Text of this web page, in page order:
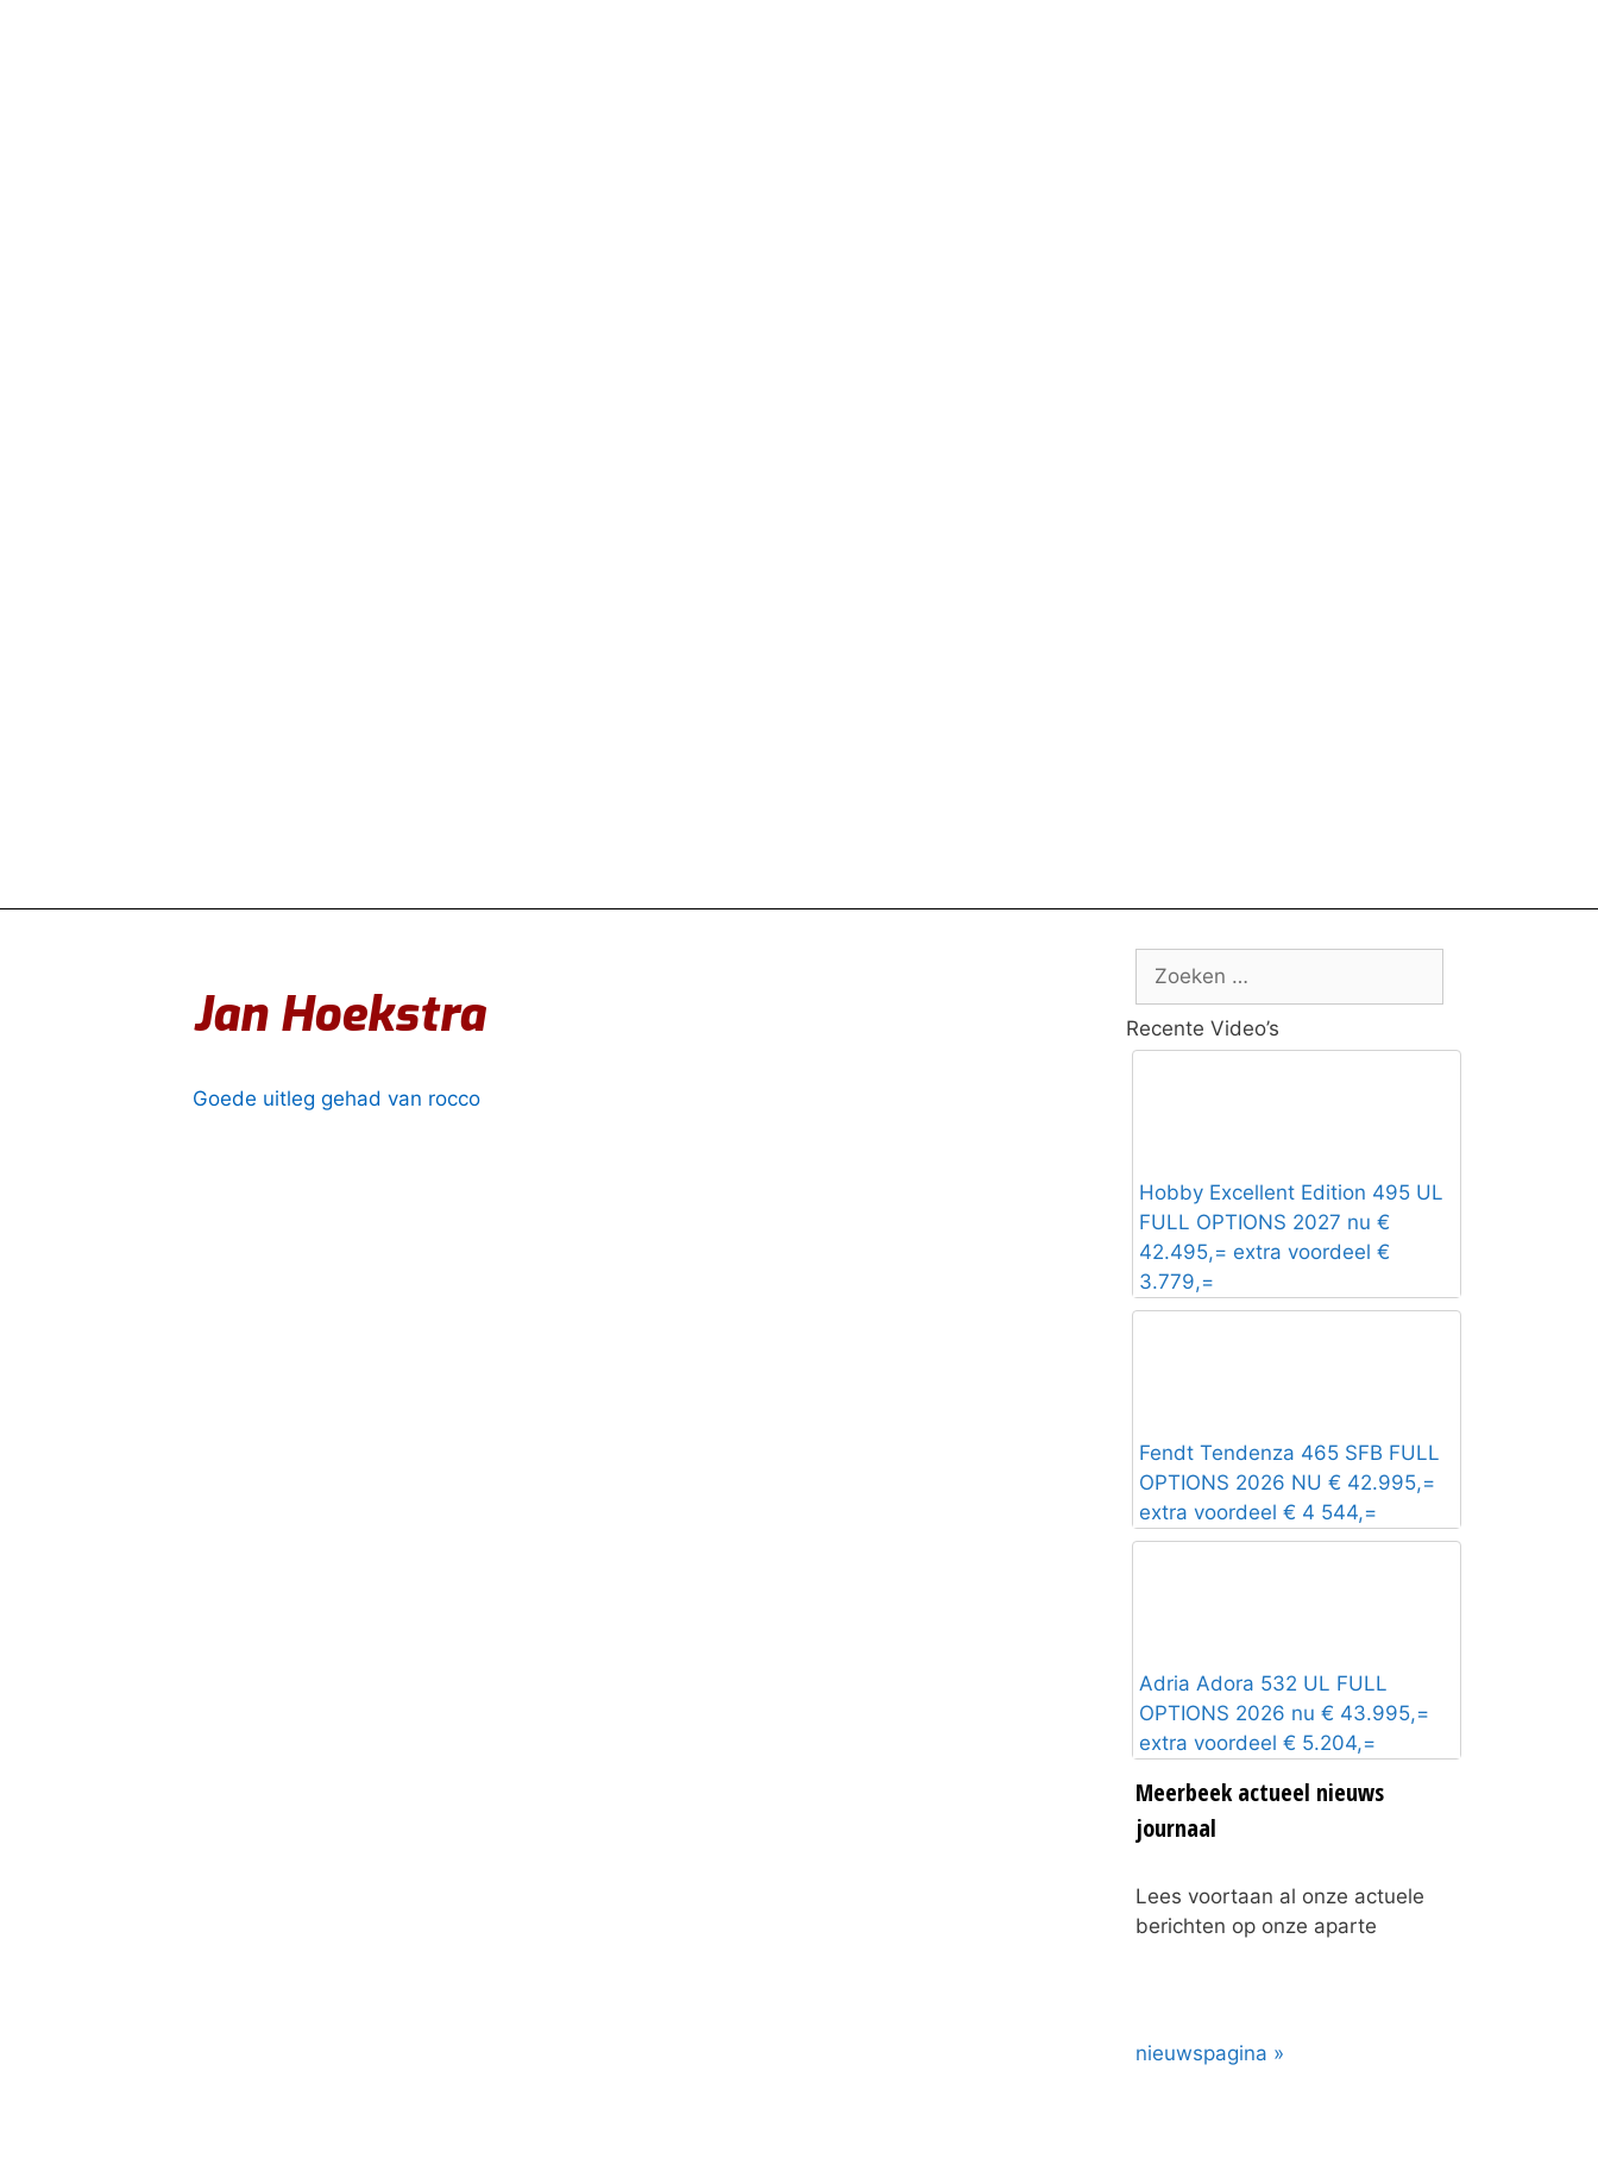
Jan Hoekstra
Goede uitleg gehad van rocco
Zoek
Recente Video’s
Hobby Excellent Edition 495 UL
FULL OPTIONS 2027 nu €
42.495,= extra voordeel €
3.779,=
Fendt Tendenza 465 SFB FULL
OPTIONS 2026 NU € 42.995,=
extra voordeel € 4 544,=
Adria Adora 532 UL FULL
OPTIONS 2026 nu € 43.995,=
extra voordeel € 5.204,=
Meerbeek actueel nieuws
journaal
Lees voortaan al onze actuele
berichten op onze aparte
nieuwspagina »